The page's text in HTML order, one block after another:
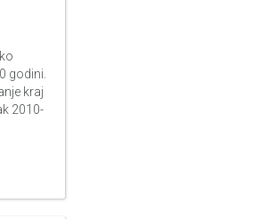
godini.
kraj
2010-